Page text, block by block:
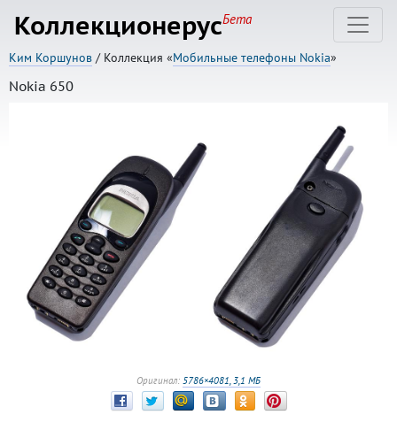
КоллекционерусБета
Ким Коршунов / Коллекция «Мобильные телефоны Nokia»
Nokia 650
Оригинал: 5786×4081, 3,1 МБ